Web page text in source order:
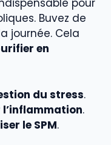
pour
Buvez de
journée. Cela
en
du stress.
.
le SPM.